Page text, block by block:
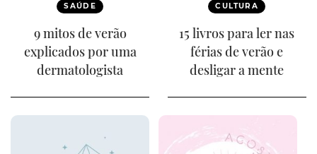
SAÚDE
9 mitos de verão
explicados por uma
dermatologista
CULTURA
15 livros para ler nas
férias de verão e
desligar a mente